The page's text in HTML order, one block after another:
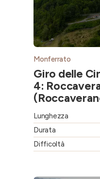
Monferrato
Giro delle
4:
Lunghezza
Durata
Difficoltà